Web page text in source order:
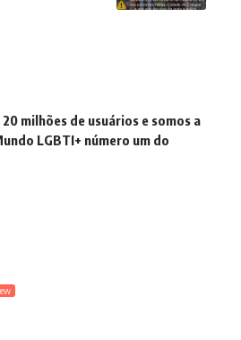
milhões de usuários e somos a
LGBTI+ número um do